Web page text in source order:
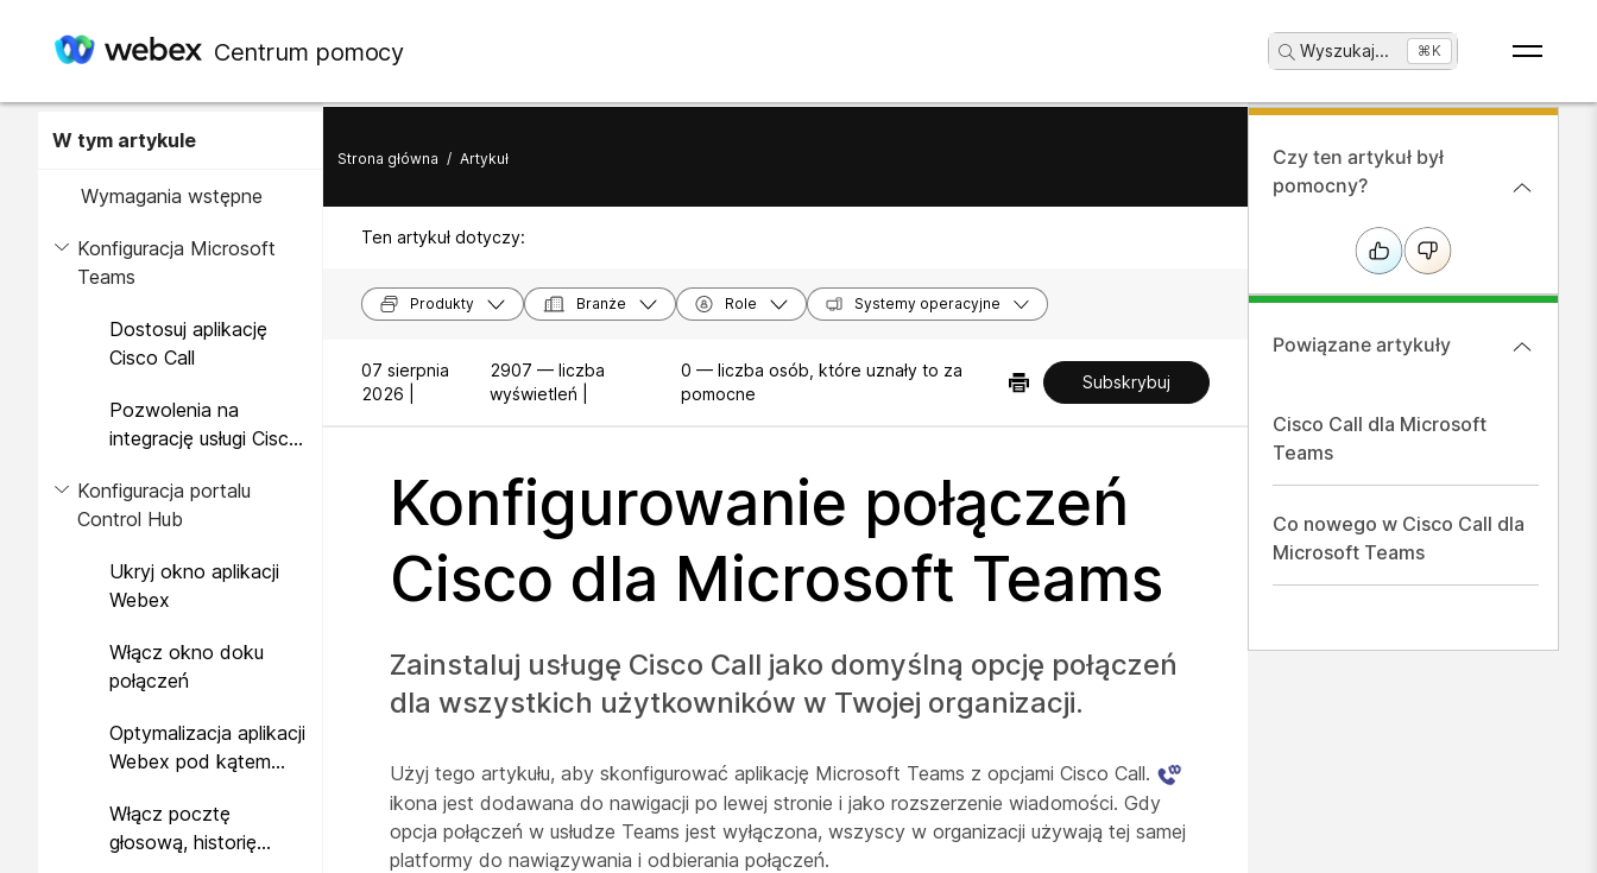
Centrum pomocy Wyszukaj... ⌘K
W tym artykule
Wymagania wstępne
Konfiguracja Microsoft
Teams
Dostosuj aplikację
Cisco Call
Pozwolenia na
integrację usługi Cisco
Konfiguracja portalu
Control Hub
Ukryj okno aplikacji
Webex
Włącz okno doku
połączeń
Optymalizacja aplikacji
Webex pod kątem
Teams
Włącz pocztę
głosową, historię
Strona główna / Artykuł
Ten artykuł dotyczy:
Produkty Branże Role Systemy operacyjne
07 sierpnia
2026 |
2907 — liczba
wyświetleń |
0 — liczba osób, które uznały to za
pomocne
Subskrybuj
Konfigurowanie połączeń
Cisco dla Microsoft Teams
Zainstaluj usługę Cisco Call jako domyślną opcję połączeń
dla wszystkich użytkowników w Twojej organizacji.
Użyj tego artykułu, aby skonfigurować aplikację Microsoft Teams z opcjami Cisco Call.
ikona jest dodawana do nawigacji po lewej stronie i jako rozszerzenie wiadomości. Gdy
opcja połączeń w usłudze Teams jest wyłączona, wszyscy w organizacji używają tej samej
platformy do nawiązywania i odbierania połączeń.
Czy ten artykuł był
pomocny?
Powiązane artykuły
Cisco Call dla Microsoft
Teams
Co nowego w Cisco Call dla
Microsoft Teams